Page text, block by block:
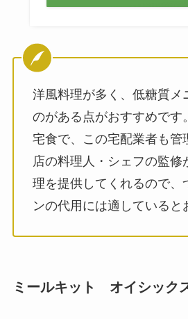
洋風料理が多く、低糖質メ
のがある点がおすすめです
宅食で、この宅配業者も管
店の料理人・シェフの監修
理を提供してくれるので、
ンの代用には適していると
ミールキット オイシック